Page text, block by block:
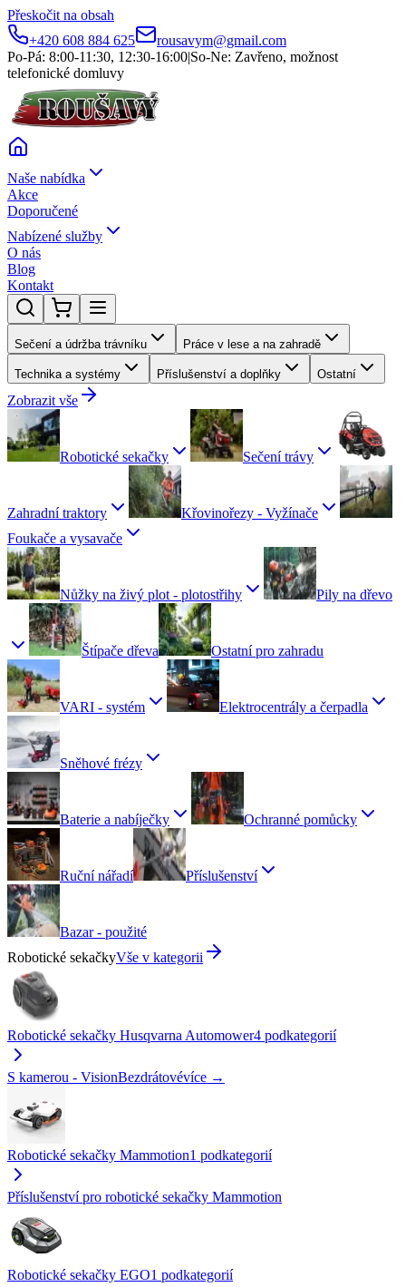
Přeskočit na obsah
+420 608 884 625
rousavym@gmail.com
Po-Pá: 8:00-11:30, 12:30-16:00|So-Ne: Zavřeno, možnost
telefonické domluvy
Naše nabídka
Akce
Doporučené
Nabízené služby
O nás
Blog
Kontakt
Sečení a údržba trávníku Práce v lese a na zahradě
Technika a systémy Příslušenství a doplňky Ostatní
Zobrazit vše
Robotické sekačky Sečení trávy
Zahradní traktory
Křovinořezy - Vyžínače
Foukače a vysavače
Nůžky na živý plot - plotostřihy Pily na dřevo
Štípače dřeva Ostatní pro zahradu
VARI - systém Elektrocentrály a čerpadla
Sněhové frézy
Baterie a nabíječky Ochranné pomůcky
Ruční nářadí Příslušenství
Bazar - použité
Robotické sekačkyVše v kategorii
Robotické sekačky Husqvarna Automower4 podkategorií
S kamerou - VisionBezdrátovévíce →
Robotické sekačky Mammotion1 podkategorií
Příslušenství pro robotické sekačky Mammotion
Robotické sekačky EGO1 podkategorií